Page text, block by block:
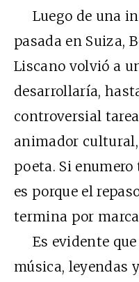
Luego de una
pasada en Suiza,
Liscano volvió a
desarrollaría,
controversial
animador
poeta. Si enumero
es porque el
termina por
Es evidente que
música, leyendas